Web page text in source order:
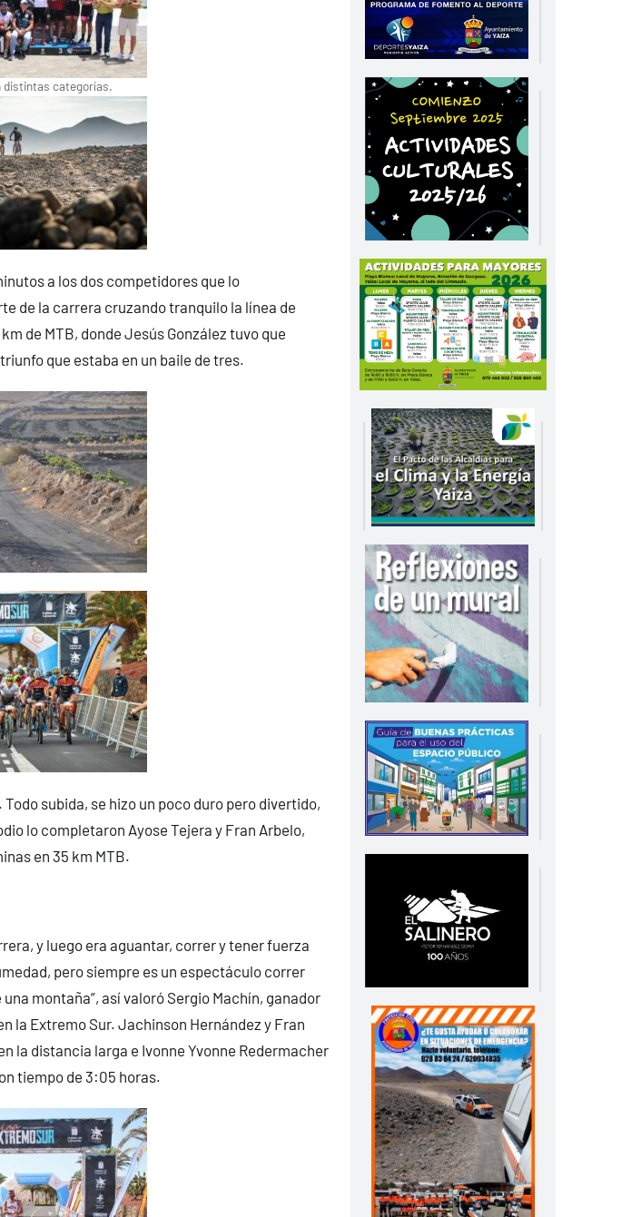
distintas categorías.
a los dos competidores que lo
de la carrera cruzando tranquilo la línea de
de MTB, donde Jesús González tuvo que
que estaba en un baile de tres.
subida, se hizo un poco duro pero divertido,
lo completaron Ayose Tejera y Fran Arbelo,
en 35 km MTB.
y luego era aguantar, correr y tener fuerza
pero siempre es un espectáculo correr
montaña”, así valoró Sergio Machín, ganador
la Extremo Sur. Jachinson Hernández y Fran
la distancia larga e Ivonne Yvonne Redermacher
tiempo de 3:05 horas.